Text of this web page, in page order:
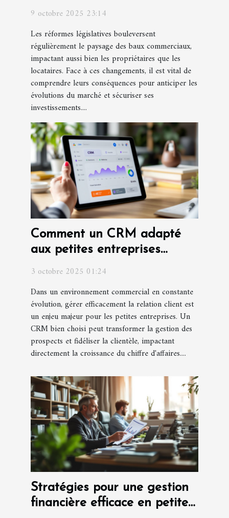
commerciaux
9 octobre 2025 23:14
Les réformes législatives bouleversent
régulièrement le paysage des baux commerciaux,
impactant aussi bien les propriétaires que les
locataires. Face à ces changements, il est vital de
comprendre leurs conséquences pour anticiper les
évolutions du marché et sécuriser ses
investissements....
Comment un CRM adapté
aux petites entreprises
3 octobre 2025 01:24
Dans un environnement commercial en constante
évolution, gérer efficacement la relation client est
un enjeu majeur pour les petites entreprises. Un
CRM bien choisi peut transformer la gestion des
prospects et fidéliser la clientèle, impactant
directement la croissance du chiffre d'affaires....
Stratégies pour une gestion
financière efficace en petite